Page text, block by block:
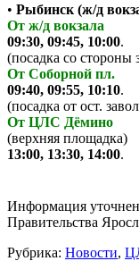
• Рыбинск (ж/д
От ж/д вокзала
09:30, 09:45, 10:00.
(посадка со стороны
От Соборной пл.
09:40, 09:55, 10:10.
(посадка от ост.
От ЦЛС Дёмино
(верхняя площадка)
13:00, 13:30, 14:00.
Информация
Правительства
Рубрика: Новости,